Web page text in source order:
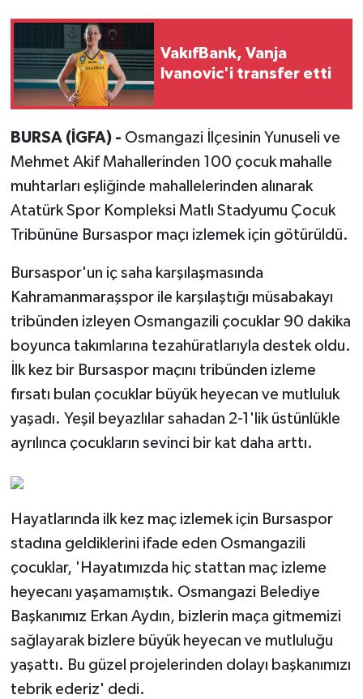
VakıfBank, Vanja
Ivanovic'i transfer etti
BURSA (İGFA) - Osmangazi İlçesinin Yunuseli ve
Mehmet Akif Mahallerinden 100 çocuk mahalle
muhtarları eşliğinde mahallelerinden alınarak
Atatürk Spor Kompleksi Matlı Stadyumu Çocuk
Tribününe Bursaspor maçı izlemek için götürüldü.
Bursaspor'un iç saha karşılaşmasında
Kahramanmaraşspor ile karşılaştığı müsabakayı
tribünden izleyen Osmangazili çocuklar 90 dakika
boyunca takımlarına tezahüratlarıyla destek oldu.
İlk kez bir Bursaspor maçını tribünden izleme
fırsatı bulan çocuklar büyük heyecan ve mutluluk
yaşadı. Yeşil beyazlılar sahadan 2-1'lik üstünlükle
ayrılınca çocukların sevinci bir kat daha arttı.
Hayatlarında ilk kez maç izlemek için Bursaspor
stadına geldiklerini ifade eden Osmangazili
çocuklar, 'Hayatımızda hiç stattan maç izleme
heyecanı yaşamamıştık. Osmangazi Belediye
Başkanımız Erkan Aydın, bizlerin maça gitmemizi
sağlayarak bizlere büyük heyecan ve mutluluğu
yaşattı. Bu güzel projelerinden dolayı başkanımızı
tebrik ederiz' dedi.